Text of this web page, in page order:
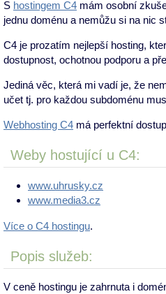
S hostingem C4 mám osobní
jednu doménu a nemůžu si na nic
C4 je prozatím nejlepší hosting,
dostupnost, ochotnou podporu a
Jediná věc, která mi vadí je, že
učet tj. pro každou subdoménu
Webhosting C4 má perfektní
Weby hostující u C4:
www.uhrusky.cz
www.media3.cz
Více o C4 hostingu.
Popis služeb:
V ceně hostingu je zahrnuta i